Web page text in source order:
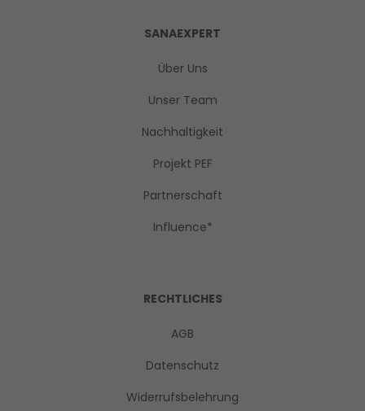
SANAEXPERT
Über Uns
Unser Team
Nachhaltigkeit
Projekt PEF
Partnerschaft
Influence*
RECHTLICHES
AGB
Datenschutz
Widerrufsbelehrung